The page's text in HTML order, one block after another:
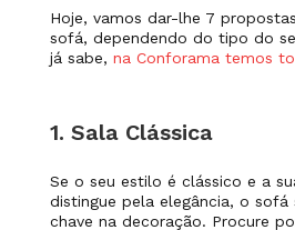
Hoje, vamos dar-lhe 7
sofá, dependendo do tipo do
já sabe, na Conforama temos
1. Sala Clássica
Se o seu estilo é clássico e a
distingue pela elegância, o sofá
chave na decoração. Procure